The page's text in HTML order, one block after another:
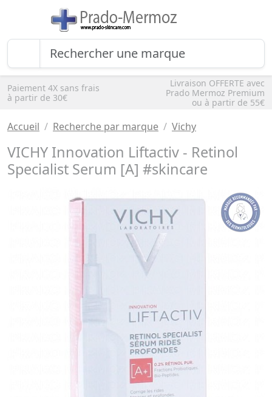
Paiement 4X sans frais
à partir de 30€
Livraison OFFERTE avec
Prado Mermoz Premium
ou à partir de 55€
Accueil Recherche par marque Vichy
VICHY Innovation Liftactiv - Retinol
Specialist Serum [A] #skincare